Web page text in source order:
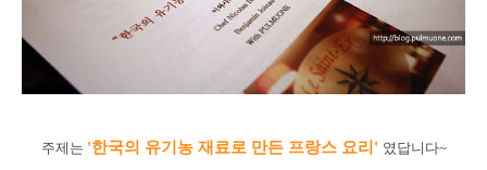
주제는 '한국의 유기농 재료로 만든 프랑스 요리' 였답니다~